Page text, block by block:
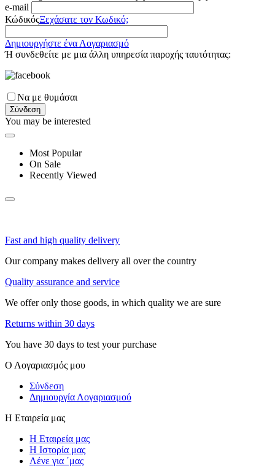
e-mail
ΚώδικόςΞεχάσατε τον Κωδικό;
Δημιουργήστε ένα Λογαριασμό
Ή συνδεθείτε με μια άλλη υπηρεσία παροχής ταυτότητας:
Να με θυμάσαι
Σύνδεση
You may be interested
Most Popular
On Sale
Recently Viewed
Fast and high quality delivery
Our company makes delivery all over the country
Quality assurance and service
We offer only those goods, in which quality we are sure
Returns within 30 days
You have 30 days to test your purchase
Ο Λογαριασμός μου
Σύνδεση
Δημιουργία Λογαριασμού
Η Εταιρεία μας
Η Εταιρεία μας
Η Ιστορία μας
Λένε για ΄μας